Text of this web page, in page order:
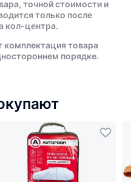
точной стоимости и
только после
кол-центра.
комплектация товара
порядке.